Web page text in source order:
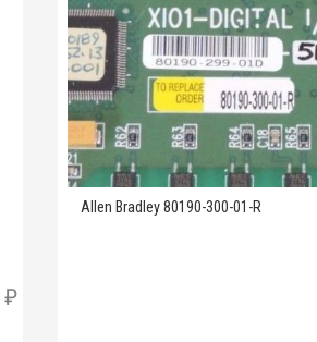
Allen Bradley 80190-300-01-R